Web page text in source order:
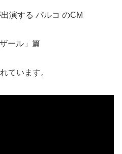
演する パルコ のCM
ール」篇
ています。